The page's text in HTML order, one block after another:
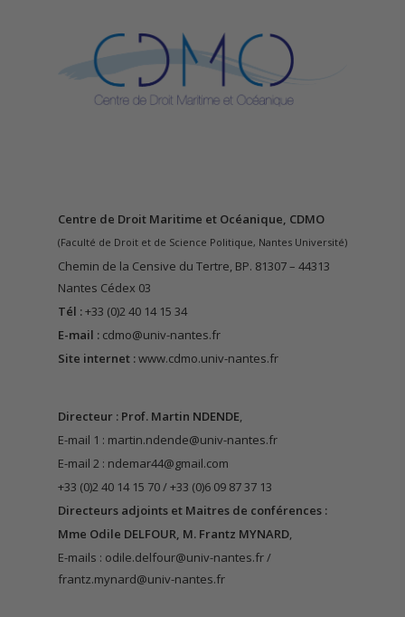
Centre de Droit Maritime et Océanique, CDMO
(Faculté de Droit et de Science Politique, Nantes Université)
Chemin de la Censive du Tertre, BP. 81307 – 44313
Nantes Cédex 03
Tél :+33 (0)2 40 14 15 34
E-mail : cdmo@univ-nantes.fr
Site internet :www.cdmo.univ-nantes.fr
Directeur : Prof. Martin NDENDE,
E-mail 1 : martin.ndende@univ-nantes.fr
E-mail 2 : ndemar44@gmail.com
+33 (0)2 40 14 15 70 / +33 (0)6 09 87 37 13
Directeurs adjoints et Maitres de conférences :
Mme Odile DELFOUR, M. Frantz MYNARD,
E-mails : odile.delfour@univ-nantes.fr/
frantz.mynard@univ-nantes.fr